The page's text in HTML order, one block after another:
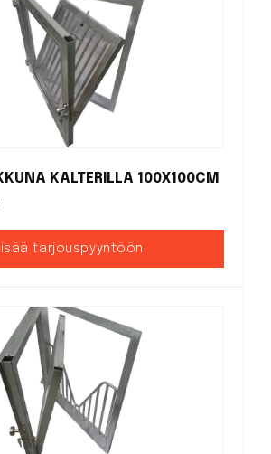
KALTERILLA 100X100CM
Lisää tarjouspyyntöön